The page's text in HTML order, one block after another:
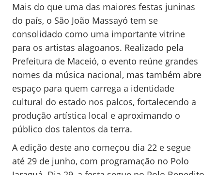
Mais do que uma das maiores festas juninas
do país, o São João Massayó tem se
consolidado como uma importante vitrine
para os artistas alagoanos. Realizado pela
Prefeitura de Maceió, o evento reúne grandes
nomes da música nacional, mas também abre
espaço para quem carrega a identidade
cultural do estado nos palcos, fortalecendo a
produção artística local e aproximando o
público dos talentos da terra.
A edição deste ano começou dia 22 e segue
até 29 de junho, com programação no Polo